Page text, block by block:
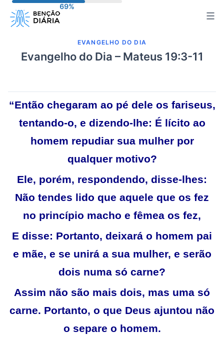
para
conteúdo
EVANGELHO DO DIA
Evangelho do Dia – Mateus 19:3-11
“Então chegaram ao pé dele os fariseus,
tentando-o, e dizendo-lhe: É lícito ao
homem repudiar sua mulher por
qualquer motivo?
Ele, porém, respondendo, disse-lhes:
Não tendes lido que aquele que os fez
no princípio macho e fêmea os fez,
E disse: Portanto, deixará o homem pai
e mãe, e se unirá a sua mulher, e serão
dois numa só carne?
Assim não são mais dois, mas uma só
carne. Portanto, o que Deus ajuntou não
o separe o homem.